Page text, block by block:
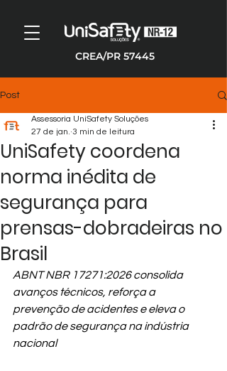
CREA/PR 57445
Post
UniSafety coordena
norma inédita de
segurança para
prensas-dobradeiras no
Brasil
Assessoria UniSafety Soluções
27 de jan. 3 min de leitura
ABNT NBR 17271:2026 consolida
avanços técnicos, reforça a
prevenção de acidentes e eleva o
padrão de segurança na indústria
nacional